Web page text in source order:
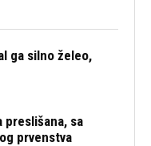
ga silno želeo,
preslišana, sa
prvenstva